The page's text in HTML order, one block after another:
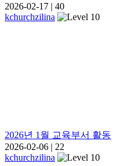
2026-02-17 | 40
kchurchzilina
2026년 1월 교육부서 활동
2026-02-06 | 22
kchurchzilina